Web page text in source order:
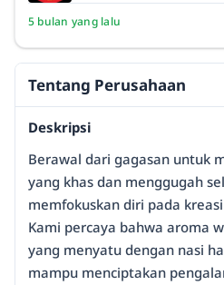
5 bulan yang lalu
Tentang Perusahaan
Deskripsi
Berawal dari gagasan untuk
yang khas dan menggugah
memfokuskan diri pada
Kami percaya bahwa aroma
yang menyatu dengan nasi
mampu menciptakan